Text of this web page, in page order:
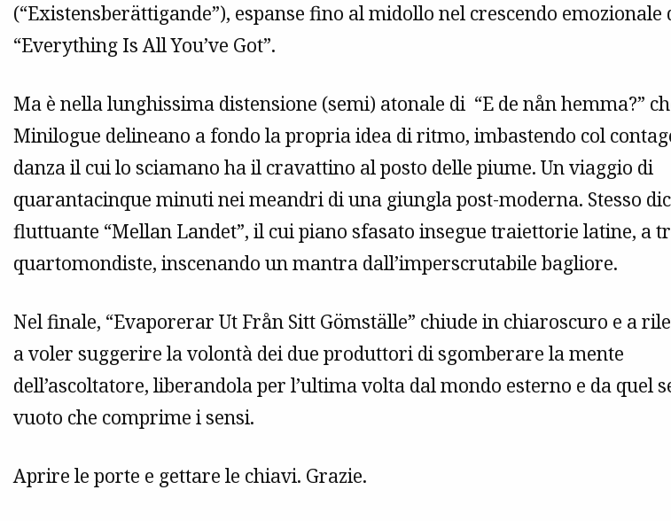
(“Existensberättigande”), espanse fino al midollo nel crescendo emozionale
“Everything Is All You’ve Got”.
Ma è nella lunghissima distensione (semi) atonale di “E de nån hemma?”
Minilogue delineano a fondo la propria idea di ritmo, imbastendo col
danza il cui lo sciamano ha il cravattino al posto delle piume. Un viaggio di
quarantacinque minuti nei meandri di una giungla post-moderna. Stesso
fluttuante “Mellan Landet”, il cui piano sfasato insegue traiettorie latine, a
quartomondiste, inscenando un mantra dall’imperscrutabile bagliore.
Nel finale, “Evaporerar Ut Från Sitt Gömställe” chiude in chiaroscuro e a
a voler suggerire la volontà dei due produttori di sgomberare la mente
dell’ascoltatore, liberandola per l’ultima volta dal mondo esterno e da quel
vuoto che comprime i sensi.
Aprire le porte e gettare le chiavi. Grazie.